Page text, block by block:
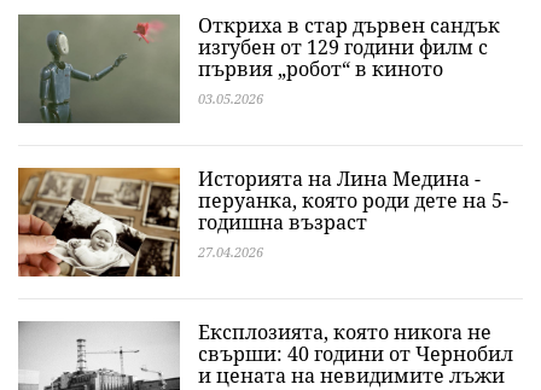
Откриха в стар дървен сандък
изгубен от 129 години филм с
първия „робот“ в киното
03.05.2026
Историята на Лина Медина -
перуанка, която роди дете на 5-
годишна възраст
27.04.2026
Експлозията, която никога не
свърши: 40 години от Чернобил
и цената на невидимите лъжи